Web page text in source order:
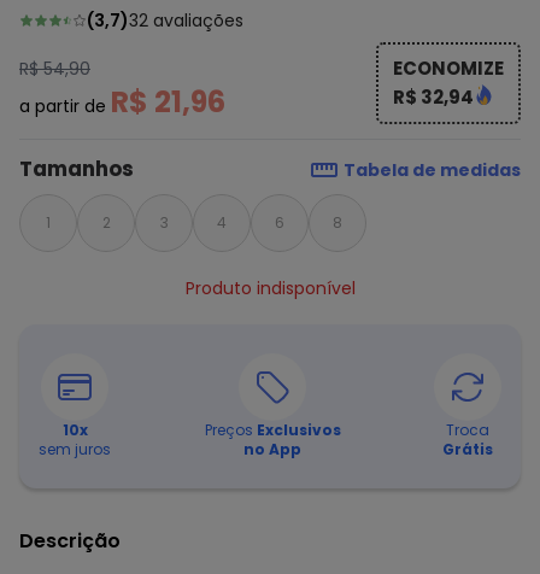
(3,7)32 avaliações
R$ 54,90
a partir de R$ 21,96
ECONOMIZE
R$ 32,94
Tamanhos Tabela de medidas
1 2 3 4 6 8
Produto indisponível
10x
sem juros
Preços Exclusivos
no App
Troca
Grátis
Descrição